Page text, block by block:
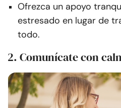
Ofrezca un apoyo
estresado en lugar de
todo.
2. Comunícate con